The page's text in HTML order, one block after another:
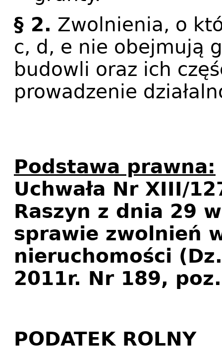
§ 2. Zwolnienia, o
c, d, e nie obejmują
budowli oraz ich
prowadzenie
Podstawa prawna:
Uchwała Nr XIII/
Raszyn z dnia 29
sprawie zwolnień
nieruchomości
2011r. Nr 189,
PODATEK ROLNY